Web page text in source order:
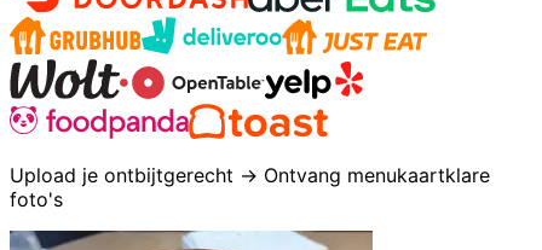
Upload je ontbijtgerecht → Ontvang menukaartklare
foto's